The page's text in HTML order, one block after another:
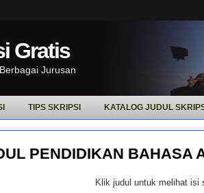
Gratis
Jurusan
TIPS SKRIPSI KATALOG JUDUL
PENDIDIKAN BAHASA
Klik judul untuk melihat isi